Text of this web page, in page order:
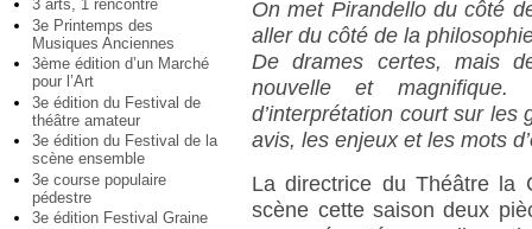
3 arts, 1 rencontre
3e Printemps des
Musiques Anciennes
3ème édition d’un Marché
pour l’Art
3e édition du Festival de
théâtre amateur
3e édition du Festival de la
scène ensemble
3e course populaire
pédestre
3e édition Festival Graine
On met Pirandello du côté
aller du côté de la
De drames certes, mais
nouvelle et
d’interprétation court sur
avis, les enjeux et les mots
La directrice du Théâtre la
scène cette saison deux